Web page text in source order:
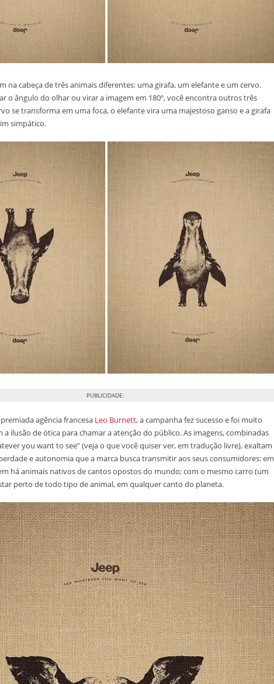
na cabeça de três animais diferentes: uma girafa, um elefante e um cervo.
o ângulo do olhar ou virar a imagem em 180º, você encontra outros três
se transforma em uma foca, o elefante vira uma majestoso ganso e a girafa
simpático.
PUBLICIDADE:
agência francesa Leo Burnett, a campanha fez sucesso e foi muito
a ilusão de ótica para chamar a atenção do público. As imagens, combinadas
you want to see” (veja o que você quiser ver, em tradução livre), exaltam
e autonomia que a marca busca transmitir aos seus consumidores: em
há animais nativos de cantos opostos do mundo; com o mesmo carro (um
perto de todo tipo de animal, em qualquer canto do planeta.